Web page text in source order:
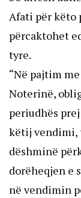
Afati për këto
përcaktohet
tyre.
“Në pajtim
Noterinë,
periudhës
këtij vendimi,
dëshminë
dorëheqjen e
në vendimin